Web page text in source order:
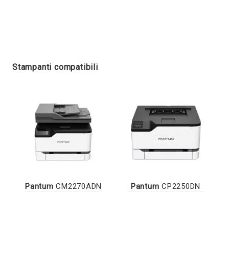
Stampanti compatibili
Pantum CM2270ADN Pantum CP2250DN